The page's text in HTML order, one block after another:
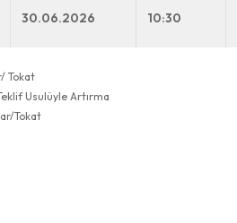
30.06.2026 10:30
Tokat
Usulüyle Artırma
Tokat